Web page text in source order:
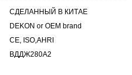
СДЕЛАННЫЙ В КИТАЕ
DEKON or OEM brand
CE, ISO,AHRI
ВДДЖ280А2